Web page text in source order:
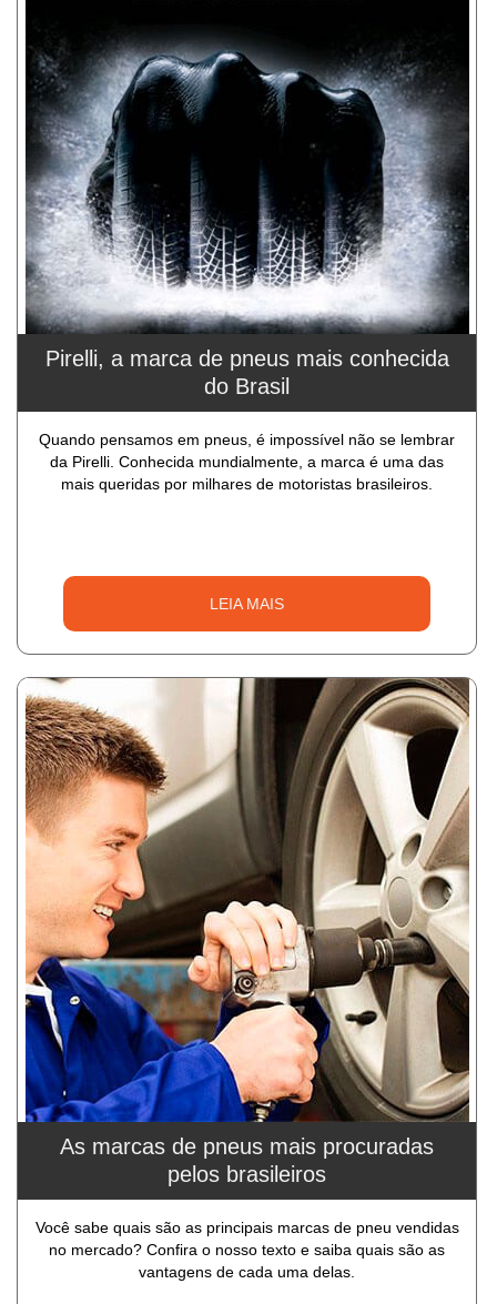
Pirelli, a marca de pneus mais conhecida
do Brasil
Quando pensamos em pneus, é impossível não se lembrar
da Pirelli. Conhecida mundialmente, a marca é uma das
mais queridas por milhares de motoristas brasileiros.
LEIA MAIS
As marcas de pneus mais procuradas
pelos brasileiros
Você sabe quais são as principais marcas de pneu vendidas
no mercado? Confira o nosso texto e saiba quais são as
vantagens de cada uma delas.